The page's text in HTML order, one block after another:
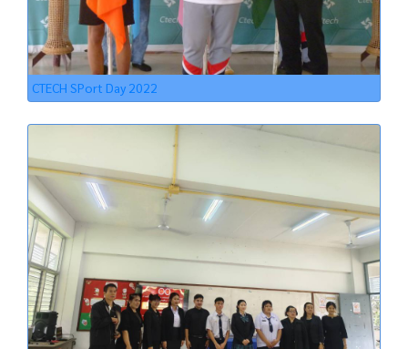
CTECH SPort Day 2022